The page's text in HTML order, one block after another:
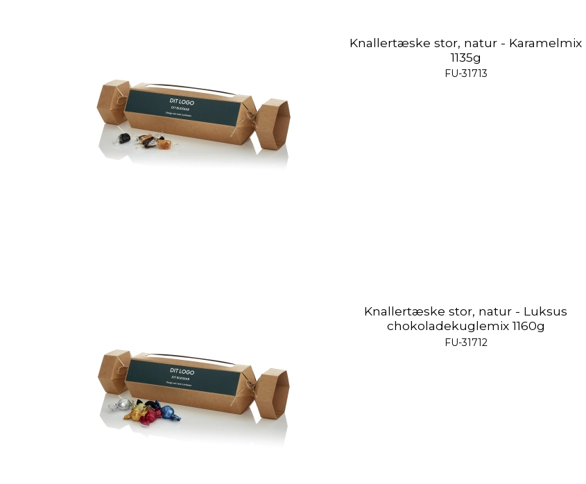
Knallertæske stor, natur - Karamelmix
1135g
FU-31713
Knallertæske stor, natur - Luksus
chokoladekuglemix 1160g
FU-31712